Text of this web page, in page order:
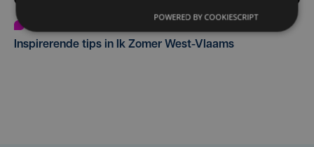
Inspirerende tips in Ik Zomer West-Vlaams
POWERED BY COOKIESCRIPT